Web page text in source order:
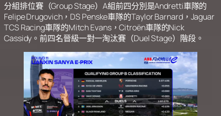
分組排位賽（Group Stage）A組前四分別是Andretti車隊的
Felipe Drugovich，DS Penske車隊的Taylor Barnard，Jaguar
TCS Racing車隊的Mitch Evans，Citroën車隊的Nick
Cassidy。前四名晉級一對一淘汰賽（Duel Stage）階段。